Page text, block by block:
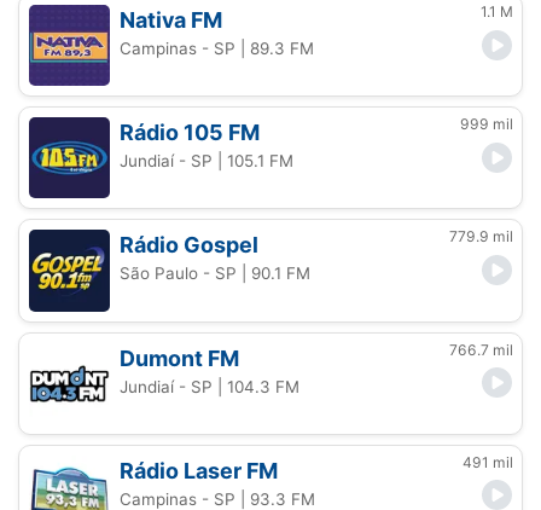
Nativa FM 1.1 M
Campinas - SP | 89.3 FM
Rádio 105 FM 999 mil
Jundiaí - SP | 105.1 FM
Rádio Gospel 779.9 mil
São Paulo - SP | 90.1 FM
Dumont FM 766.7 mil
Jundiaí - SP | 104.3 FM
Rádio Laser FM 491 mil
Campinas - SP | 93.3 FM